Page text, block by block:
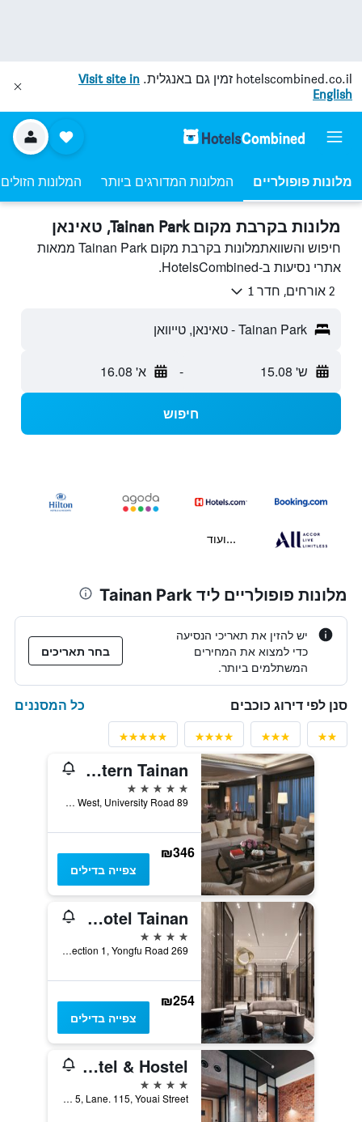
hotelscombined.co.il זמין גם באנגלית. Visit site in
English
מלונות פופולריים המלונות המדורגים ביותר המלונות
מלונות בקרבת מקום Tainan Park, טאינאן
חיפוש והשוואתמלונות בקרבת מקום Tainan Park ממאות
אתרי נסיעות ב-HotelsCombined.
2 אורחים, חדר 1
Tainan Park - טאינאן, טייוואן
ש' 15.08 - א' 16.08
חיפוש
...ועוד
מלונות פופולריים ליד Tainan Park
יש להזין את תאריכי הנסיעה
כדי למצוא את המחירים
המשתלמים ביותר.
בחר תאריכים
סנן לפי דירוג כוכבים כל המסננים
Shangri-La Far Eastern Tainan
5 כוכבים
89 Section West, University Road, טאינאן, טייוואן
₪346
צפייה בדילים
Lakeshore Hotel Tainan
4 כוכבים
269 Section 1, Yongfu Road, טאינאן, טייוואן
₪254
צפייה בדילים
U.I.J Hotel & Hostel
4 כוכבים
No. 5, Lane. 115, Youai Street, טאינאן, טייוואן